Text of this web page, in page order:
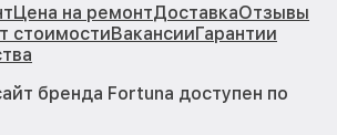
Цена на ремонтДоставкаОтзывы
стоимостиВакансииГарантии
бренда Fortuna доступен по